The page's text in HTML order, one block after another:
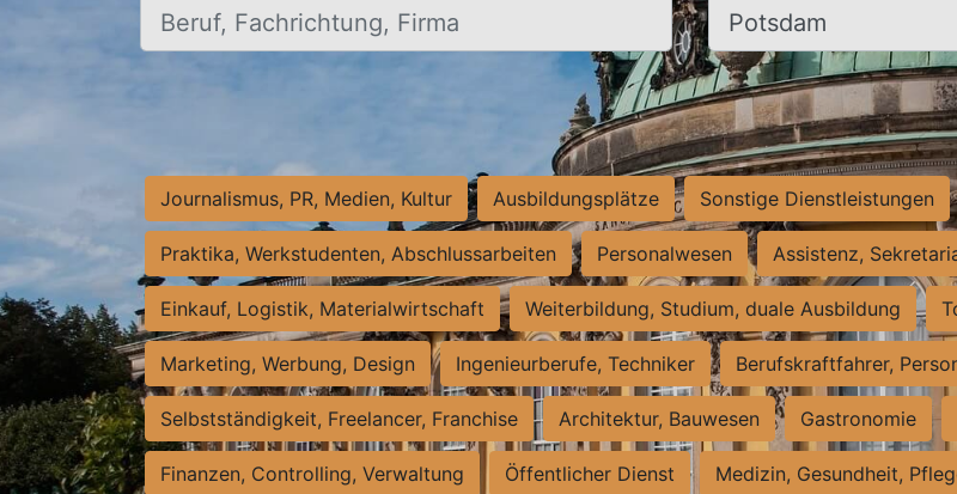
Beruf, Fachrichtung, Firma Ort, Stadt
Journalismus, PR, Medien, Kultur Ausbildungsplätze Sonstige Dienstleistungen
Praktika, Werkstudenten, Abschlussarbeiten Personalwesen Assistenz,
Einkauf, Logistik, Materialwirtschaft Weiterbildung, Studium, duale Ausbildung
Marketing, Werbung, Design Ingenieurberufe, Techniker Berufskraftfahrer,
Selbstständigkeit, Freelancer, Franchise Architektur, Bauwesen Gastronomie
Finanzen, Controlling, Verwaltung Öffentlicher Dienst Medizin, Gesundheit,